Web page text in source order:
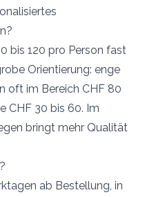
bis 120 pro Person fast
Orientierung: enge
oft im Bereich CHF 80
CHF 30 bis 60. Im
bringt mehr Qualität
ab Bestellung, in